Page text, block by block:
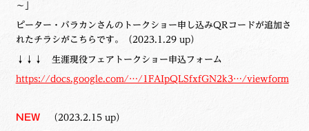
～」
ピーター・バラカンさんのトークショー申し込みQRコードが追加さ
れたチラシがこちらです。（2023.1.29 up）
↓↓↓ 生涯現役フェアトークショー申込フォーム
https://docs.google.com/…/1FAIpQLSfxfGN2k3…/viewform
NEW（2023.2.15 up）